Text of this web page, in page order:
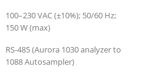
100–230 VAC (±10%); 50/60 Hz;
150 W (max)
RS-485 (Aurora 1030 analyzer to
1088 Autosampler)